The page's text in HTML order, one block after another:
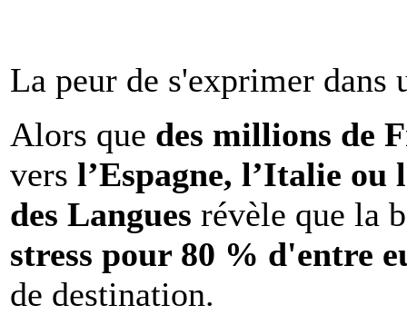
La peur de s'exprimer dans
Alors que des millions de
vers l’Espagne, l’Italie ou
des Langues révèle que la
stress pour 80 % d'entre
de destination.